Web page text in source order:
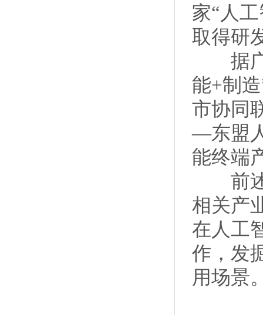
家“人
取得研
据广
能+制
市协同
—东盟
能终端
前述
相关产
在人工
作，发
用场景